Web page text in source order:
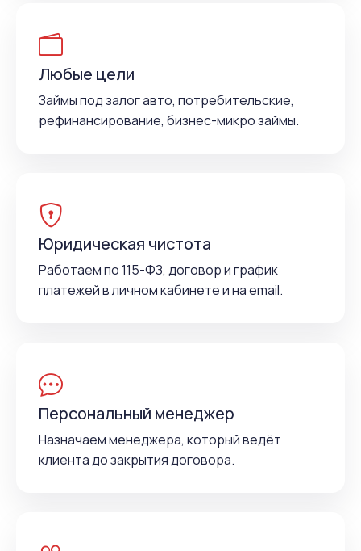
Любые цели
Займы под залог авто, потребительские,
рефинансирование, бизнес-микро займы.
Юридическая чистота
Работаем по 115-ФЗ, договор и график
платежей в личном кабинете и на email.
Персональный менеджер
Назначаем менеджера, который ведёт
клиента до закрытия договора.